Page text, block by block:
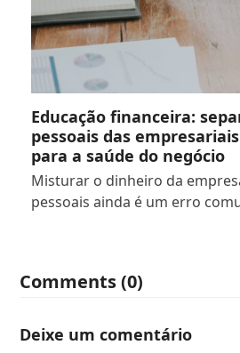
Educação financeira:
pessoais das
para a saúde do negócio
Misturar o dinheiro da
pessoais ainda é um erro
Comments (0)
Deixe um comentário